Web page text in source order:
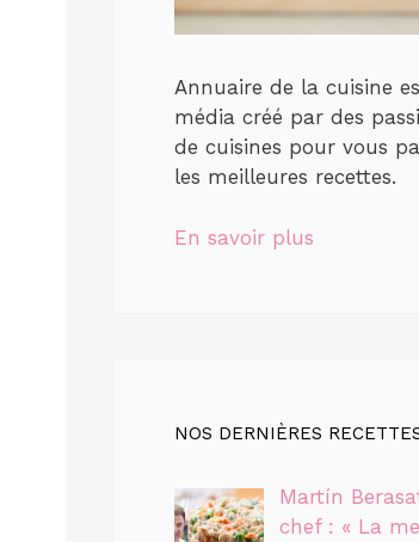
Annuaire de la cuisine
média créé par des
de cuisines pour vous
les meilleures recettes.
En savoir plus
NOS DERNIÈRES
Martín
chef : « La